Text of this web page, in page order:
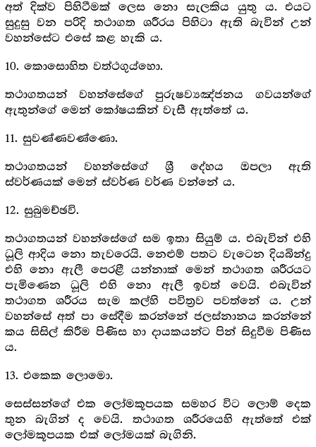
අත් දික්ව පිහිටීමක් ලෙස නො සැලකිය යුතු ය. එයට
සුදුසු වන පරිදි තථාගත ශරීරය පිහිටා ඇති බැවින් උන්
වහන්සේට එසේ කළ හැකි ය.
10. කොසොහිත වත්ථගුය්හො.
තථාගතයන් වහන්සේගේ පුරුෂව්‍යඤ්ජනය ගවයන්ගේ
ඇතුන්ගේ මෙන් කෝෂයකින් වැසී ඇත්තේ ය.
11. සුවණ්ණවණ්ණො.
තථාගතයන් වහන්සේගේ ශ්‍රී දේහය ඔපලා ඇති
ස්වර්ණයක් මෙන් ස්වර්ණ වර්ණ වන්නේ ය.
12. සුබුමච්ඡවි.
තථාගතයන් වහන්සේගේ සම ඉතා සියුම් ය. එබැවින් එහි
ධූලි ආදිය නො තැවරෙයි. නෙළුම් පතට වැටෙන දියබින්දු
එහි නො ඇලී පෙරළී යන්නාක් මෙන් තථාගත ශරීරයට
පැමිණෙන ධූලි එහි නො ඇලී ඉවත් වෙයි. එබැවින්
තථාගත ශරීරය සැම කල්හි පවිත්‍රව පවත්නේ ය. උන්
වහන්සේ අත් පා සේදීම කරන්නේ ජලස්නානය කරන්නේ
කය සිසිල් කිරීම පිණිස හා දායකයන්ට පින් සිදුවීම පිණිස
ය.
13. එකෙක ලොමො.
සෙස්සන්ගේ එක ලෝමකූපයක සමහර විට ලොම් දෙක
තුන බැගින් ද වෙයි. තථාගත ශරීරයෙහි ඇත්තේ එක්
ලෝමකූපයක එක් ලෝමයක් බැගිනි.